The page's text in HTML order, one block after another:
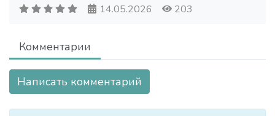
14.05.2026 203
Комментарии
Написать комментарий